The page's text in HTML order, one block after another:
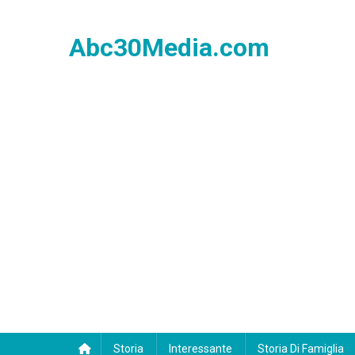
Abc30Media.com
Storia Interessante Storia Di Famiglia